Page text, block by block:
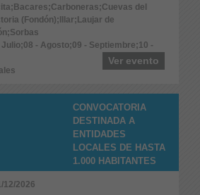
del
(Fondón);Illar;Laujar de
- Agosto;09 - Septiembre;10 -
Ver evento
CONVOCATORIA
DESTINADA A
ENTIDADES
LOCALES DE HASTA
1.000 HABITANTES
12/2026